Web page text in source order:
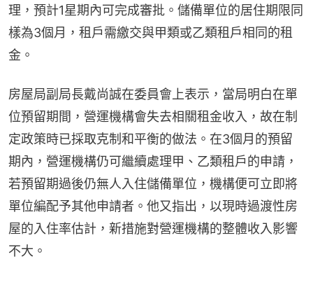
理，預計1星期內可完成審批。儲備單位的居住期限同
樣為3個月，租戶需繳交與甲類或乙類租戶相同的租
金。
房屋局副局長戴尚誠在委員會上表示，當局明白在單
位預留期間，營運機構會失去相關租金收入，故在制
定政策時已採取克制和平衡的做法。在3個月的預留
期內，營運機構仍可繼續處理甲、乙類租戶的申請，
若預留期過後仍無人入住儲備單位，機構便可立即將
單位編配予其他申請者。他又指出，以現時過渡性房
屋的入住率估計，新措施對營運機構的整體收入影響
不大。